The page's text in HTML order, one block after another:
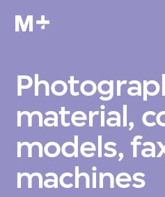
material,
models,
machines